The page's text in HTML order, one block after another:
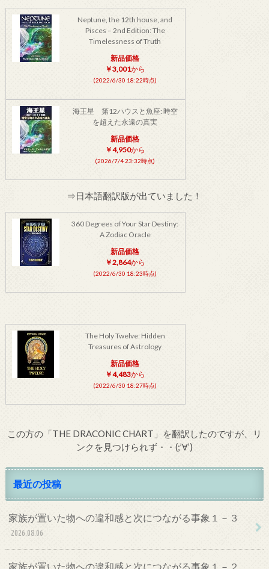
Neptune, the 12th house, and
Pisces – 2nd Edition: The
Timelessness of Truth
新品価格
￥3,001から
(2022/6/30 18:22時点)
海王星 第12ハウスと魚座: 時空
を超えた永遠の真実
新品価格
￥4,950から
(2026/7/4 23:32時点)
⇒日本語翻訳版が出ていました！
360 Degrees of Your Star Destiny:
A Zodiac Oracle
新品価格
￥2,864から
(2022/6/30 18:23時点)
The Holy Twelve: Hidden
Treasures of Astrology
新品価格
￥4,483から
(2022/6/30 18:27時点)
この方の「THE DRACONIC CHART」を翻訳したのですが、リ
ンクを見つけられず・・(;’∀’)
最近の投稿
家族が置いた物への違和感と次につながる事象１－３
2026.08.06
家族が置いた物への違和感と次につながる事象１－２